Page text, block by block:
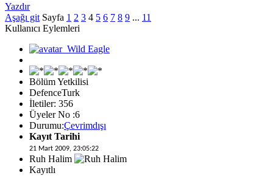
Yazdır
Aşağı git Sayfa 1 2 3 4 5 6 7 8 9 ... 11
Kullanıcı Eylemleri
Bölüm Yetkilisi
DefenceTurk
İletiler: 356
Üyeler No :6
Durumu:Çevrimdışı
Kayıt Tarihi
21 Mart 2009, 23:05:22
Ruh Halim
Kayıtlı